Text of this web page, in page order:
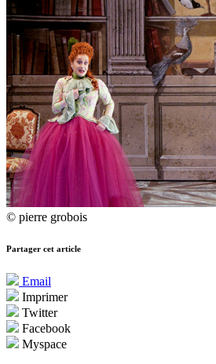
© pierre grobois
Partager cet article
Email
Imprimer
Twitter
Facebook
Myspace